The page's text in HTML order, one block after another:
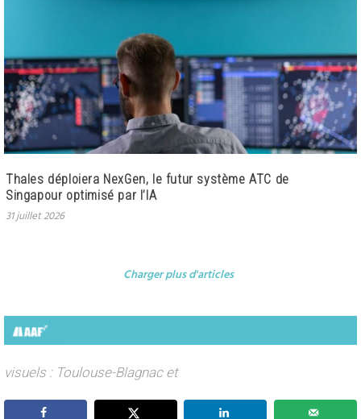
Thales déploiera NexGen, le futur système ATC de
Singapour optimisé par l’IA
31 juillet 2026
Charger plus d'articles
visuels : Toulouse-Blagnac et